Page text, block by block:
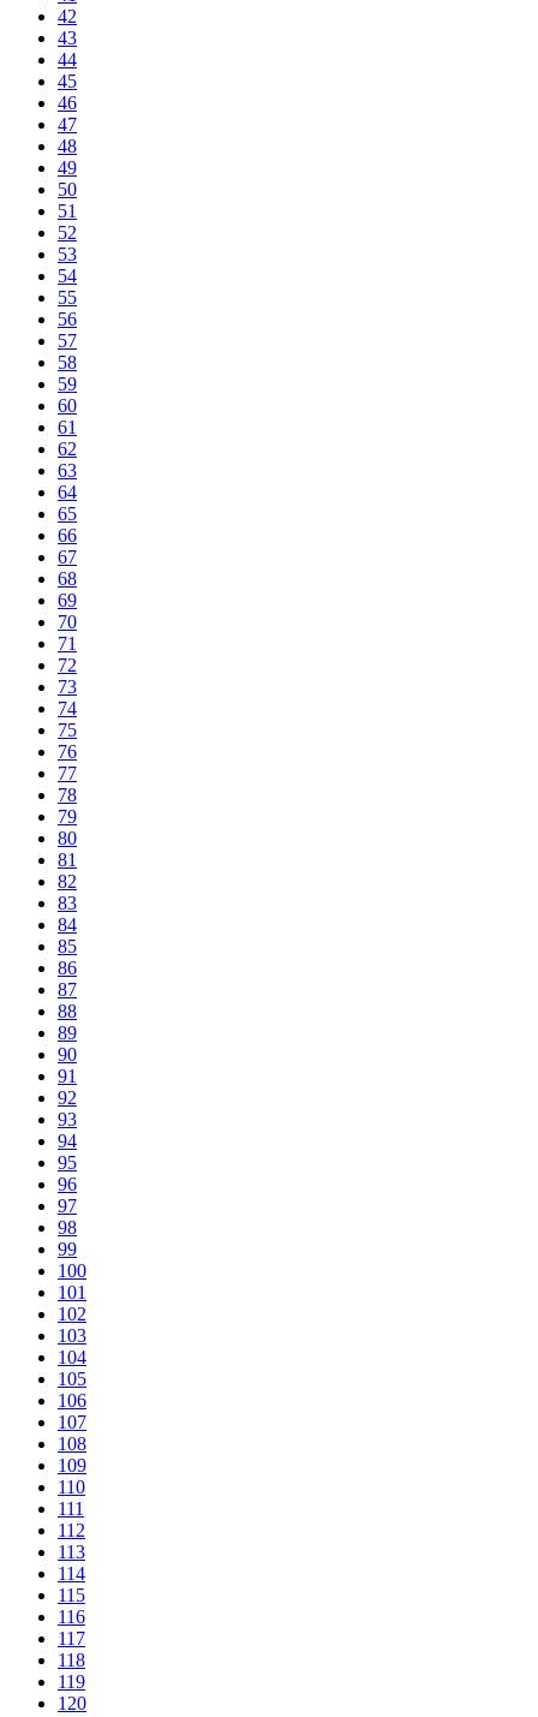
42
43
44
45
46
47
48
49
50
51
52
53
54
55
56
57
58
59
60
61
62
63
64
65
66
67
68
69
70
71
72
73
74
75
76
77
78
79
80
81
82
83
84
85
86
87
88
89
90
91
92
93
94
95
96
97
98
99
100
101
102
103
104
105
106
107
108
109
110
111
112
113
114
115
116
117
118
119
120